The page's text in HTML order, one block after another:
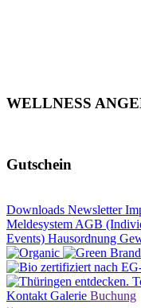
WELLNESS
Gutschein
Downloads Newsletter
Meldesystem AGB
Events) Hausordnung
Kontakt Galerie Buchung